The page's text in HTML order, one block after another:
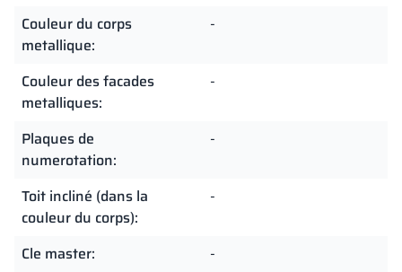
Couleur du corps
metallique:
-
Couleur des facades
metalliques:
-
Plaques de
numerotation:
-
Toit incliné (dans la
couleur du corps):
-
Cle master:
-